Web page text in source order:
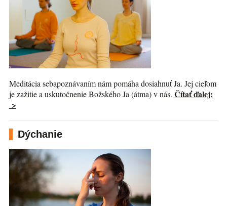
Meditácia sebapoznávaním nám pomáha dosiahnuť Ja. Jej cieľom
je zažitie a uskutočnenie Božského Ja (átma) v nás. Čítať ďalej:
>
Dýchanie